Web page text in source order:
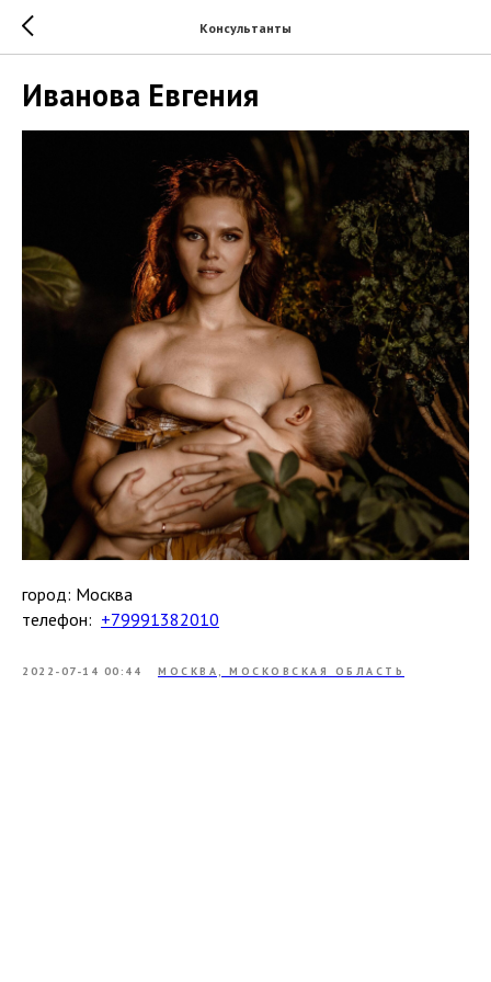
Консультанты
Иванова Евгения
город: Москва
телефон: +79991382010
2022-07-14 00:44 МОСКВА, МОСКОВСКАЯ ОБЛАСТЬ